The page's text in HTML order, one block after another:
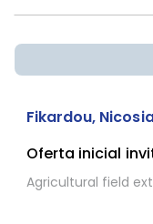
Fikardou,
Oferta inicial
Agricultural field